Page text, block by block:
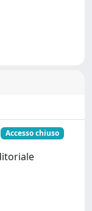
Accesso chiuso